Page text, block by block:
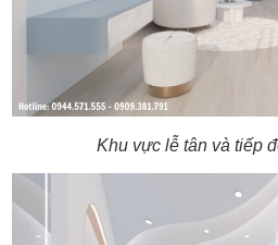
Khu vực lễ tân và tiếp